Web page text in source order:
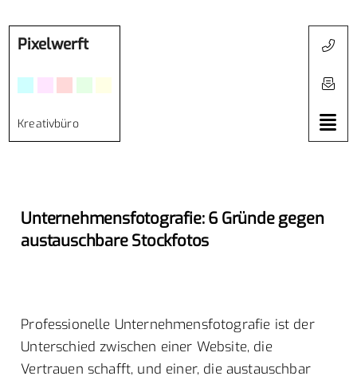
Pixelwerft
Kreativbüro
Unternehmensfotografie: 6 Gründe gegen
austauschbare Stockfotos
Professionelle Unternehmensfotografie ist der
Unterschied zwischen einer Website, die
Vertrauen schafft, und einer, die austauschbar